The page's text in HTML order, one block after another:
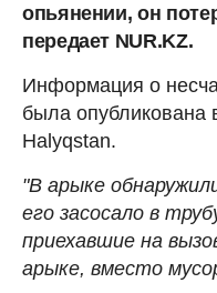
опьянении, он
передает NUR.KZ.
Информация о
была опубликована
Halyqstan.
"В арыке
его засосало в
приехавшие на
арыке, вместо